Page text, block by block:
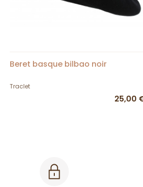
Beret basque bilbao noir
Traclet
25,00